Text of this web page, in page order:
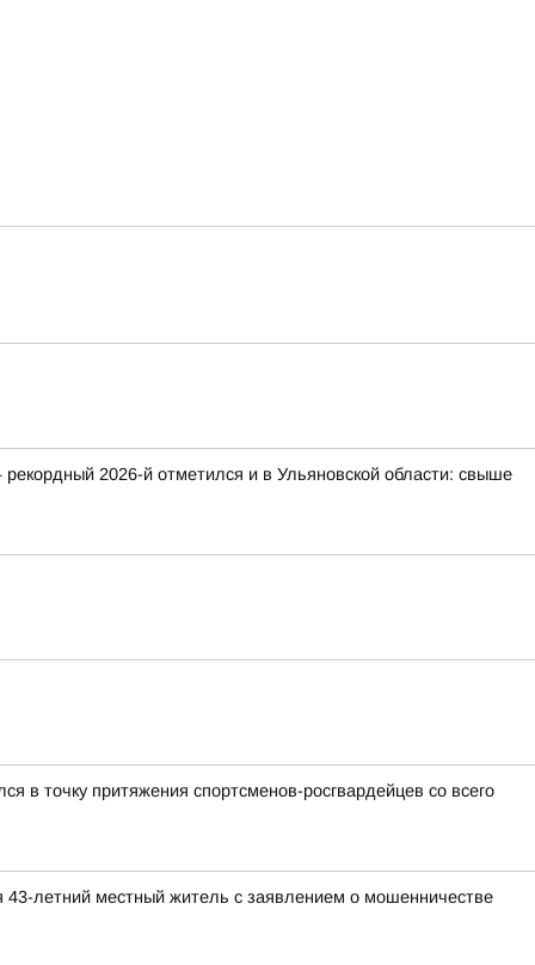
2026-й отметился и в Ульяновской области: свыше
в точку притяжения спортсменов-росгвардейцев со всего
летний местный житель с заявлением о мошенничестве